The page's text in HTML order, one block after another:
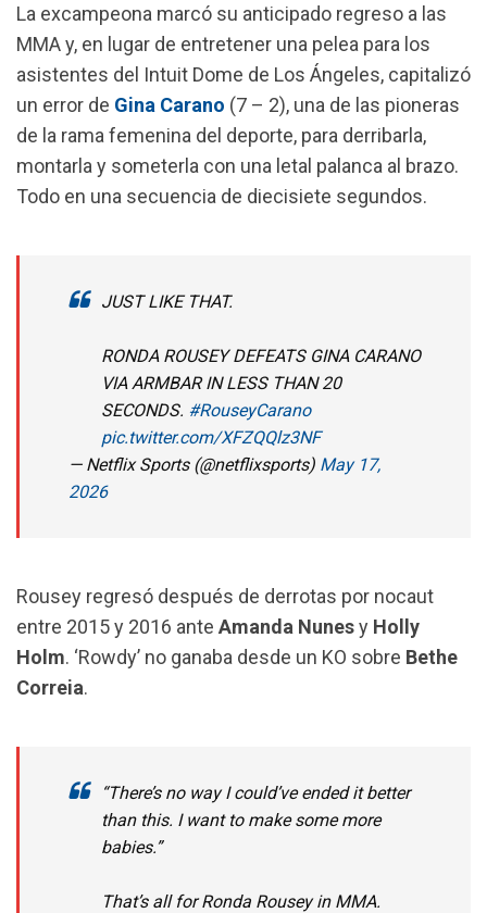
o
k
p
p
a
m
La excampeona marcó su anticipado regreso a las
MMA y, en lugar de entretener una pelea para los
asistentes del Intuit Dome de Los Ángeles, capitalizó
un error de Gina Carano (7 – 2), una de las pioneras
de la rama femenina del deporte, para derribarla,
montarla y someterla con una letal palanca al brazo.
Todo en una secuencia de diecisiete segundos.
JUST LIKE THAT.
RONDA ROUSEY DEFEATS GINA CARANO
VIA ARMBAR IN LESS THAN 20
SECONDS. #RouseyCarano
pic.twitter.com/XFZQQlz3NF
— Netflix Sports (@netflixsports) May 17,
2026
Rousey regresó después de derrotas por nocaut
entre 2015 y 2016 ante Amanda Nunesy Holly
Holm. ‘Rowdy’ no ganaba desde un KO sobre Bethe
Correia.
“There’s no way I could’ve ended it better
than this. I want to make some more
babies.”
That’s all for Ronda Rousey in MMA.